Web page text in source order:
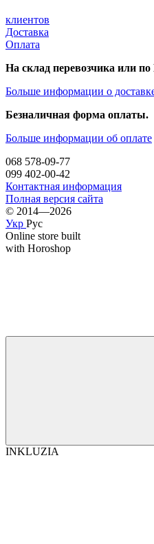
клиентов
Доставка
Оплата
На склад перевозчика или
Больше информации о
Безналичная форма оплаты.
Больше информации об оплате
068 578-09-77
099 402-00-42
Контактная информация
Полная версия сайта
© 2014—2026
Укр Рус
Online store built
with Horoshop
INKLUZIA